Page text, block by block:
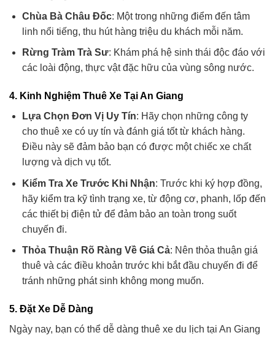
Chùa Bà Châu Đốc: Một trong những điểm đến tâm
linh nổi tiếng, thu hút hàng triệu du khách mỗi năm.
Rừng Tràm Trà Sư: Khám phá hệ sinh thái độc đáo với
các loài động, thực vật đặc hữu của vùng sông nước.
4. Kinh Nghiệm Thuê Xe Tại An Giang
Lựa Chọn Đơn Vị Uy Tín: Hãy chọn những công ty
cho thuê xe có uy tín và đánh giá tốt từ khách hàng.
Điều này sẽ đảm bảo bạn có được một chiếc xe chất
lượng và dịch vụ tốt.
Kiểm Tra Xe Trước Khi Nhận: Trước khi ký hợp đồng,
hãy kiểm tra kỹ tình trạng xe, từ động cơ, phanh, lốp đến
các thiết bị điện tử để đảm bảo an toàn trong suốt
chuyến đi.
Thỏa Thuận Rõ Ràng Về Giá Cả: Nên thỏa thuận giá
thuê và các điều khoản trước khi bắt đầu chuyến đi để
tránh những phát sinh không mong muốn.
5. Đặt Xe Dễ Dàng
Ngày nay, bạn có thể dễ dàng thuê xe du lịch tại An Giang